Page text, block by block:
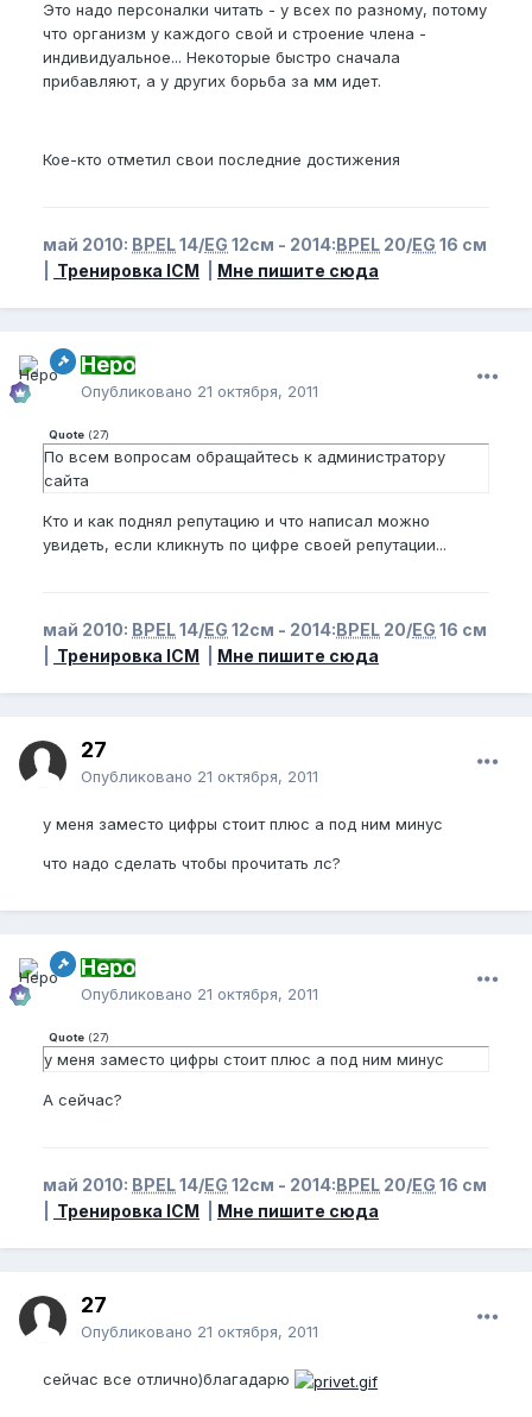
Это надо персоналки читать - у всех по разному, потому
что организм у каждого свой и строение члена -
индивидуальное... Некоторые быстро сначала
прибавляют, а у других борьба за мм идет.
Кое-кто отметил свои последние достижения
май 2010: BPEL14/EG 12см - 2014:BPEL 20/EG 16 см
Тренировка ICM Мне пишите сюда
Неро
Опубликовано 21 октября, 2011
Quote (27)
По всем вопросам обращайтесь к администратору
сайта
Кто и как поднял репутацию и что написал можно
увидеть, если кликнуть по цифре своей репутации...
май 2010: BPEL14/EG 12см - 2014:BPEL 20/EG 16 см
Тренировка ICM Мне пишите сюда
27
Опубликовано 21 октября, 2011
у меня заместо цифры стоит плюс а под ним минус
что надо сделать чтобы прочитать лс?
Неро
Опубликовано 21 октября, 2011
Quote (27)
у меня заместо цифры стоит плюс а под ним минус
А сейчас?
май 2010: BPEL14/EG 12см - 2014:BPEL 20/EG 16 см
Тренировка ICM Мне пишите сюда
27
Опубликовано 21 октября, 2011
сейчас все отлично)благадарю